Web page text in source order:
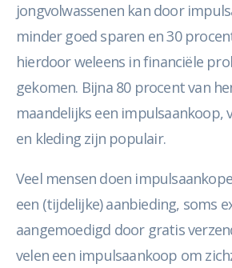
jongvolwassenen kan door
minder goed sparen en 30
hierdoor weleens in financiële
gekomen. Bijna 80 procent van
maandelijks een impulsaankoop,
en kleding zijn populair.
Veel mensen doen
een (tijdelijke) aanbieding, soms
aangemoedigd door gratis
velen een impulsaankoop om